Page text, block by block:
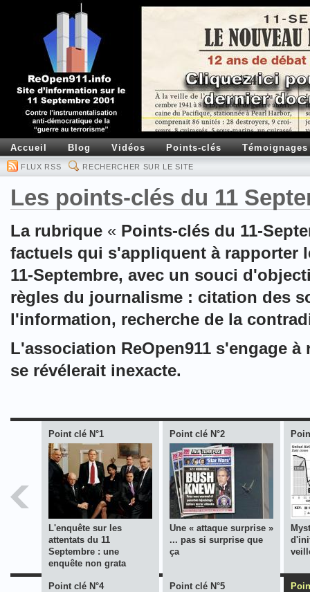
Accueil Blog Vidéos Points-clés Témoignages
FLUX RSS RECHERCHER SUR LE SITE
Les points-clés du 11
La rubrique « Points-clés du 11-
factuels qui s'appliquent à rapporter
11-Septembre, avec un souci
règles du journalisme : citation des
l'information, recherche de la
L'association ReOpen911 s'engage
se révélerait inexacte.
Point clé N°1
L'enquête sur les
attentats du 11
Septembre : une
enquête non grata
Point clé N°2
Une « attaque surprise »
... pas si surprise que
ça
Point clé N°4 Point clé N°5